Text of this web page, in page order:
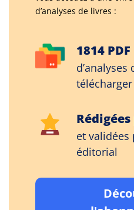
d’analyses de livres :
1814 PDF
d’analyses
télécharger
et
éditorial